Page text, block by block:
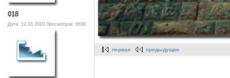
018
Дата: 12.03.2010 Просмотров: 6639
первая предыдущая